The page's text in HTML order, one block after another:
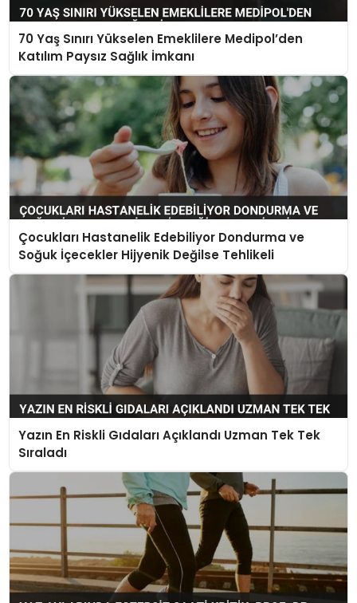
70 Yaş Sınırı Yükselen Emeklilere Medipol’den
Katılım Paysız Sağlık İmkanı
Çocukları Hastanelik Edebiliyor Dondurma ve
Soğuk İçecekler Hijyenik Değilse Tehlikeli
Yazın En Riskli Gıdaları Açıklandı Uzman Tek Tek
Sıraladı